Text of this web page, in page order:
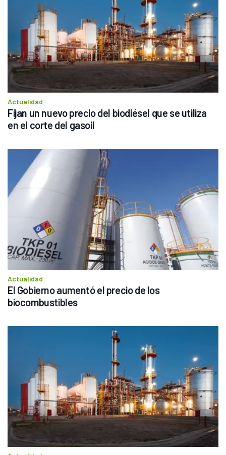
Actualidad
Fijan un nuevo precio del biodiésel que se utiliza
en el corte del gasoil
Actualidad
El Gobierno aumentó el precio de los
biocombustibles